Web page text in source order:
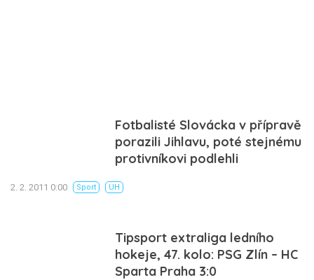
Fotbalisté Slovácka v přípravě
porazili Jihlavu, poté stejnému
protivníkovi podlehli
2. 2. 2011 0:00 Sport UH
Tipsport extraliga ledního
hokeje, 47. kolo: PSG Zlín – HC
Sparta Praha 3:0